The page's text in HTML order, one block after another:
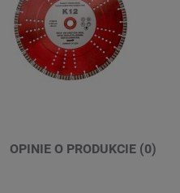
OPINIE O PRODUKCIE (0)